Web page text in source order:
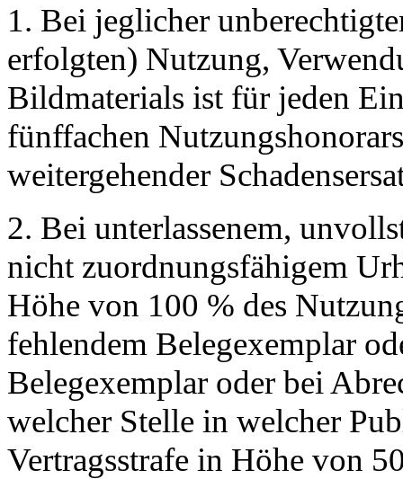
1. Bei jeglicher
erfolgten) Nutzung,
Bildmaterials ist für jeden
fünffachen
weitergehender
2. Bei unterlassenem,
nicht zuordnungsfähigem
Höhe von 100 % des
fehlendem Belegexemplar
Belegexemplar oder bei
welcher Stelle in welcher
Vertragsstrafe in Höhe von